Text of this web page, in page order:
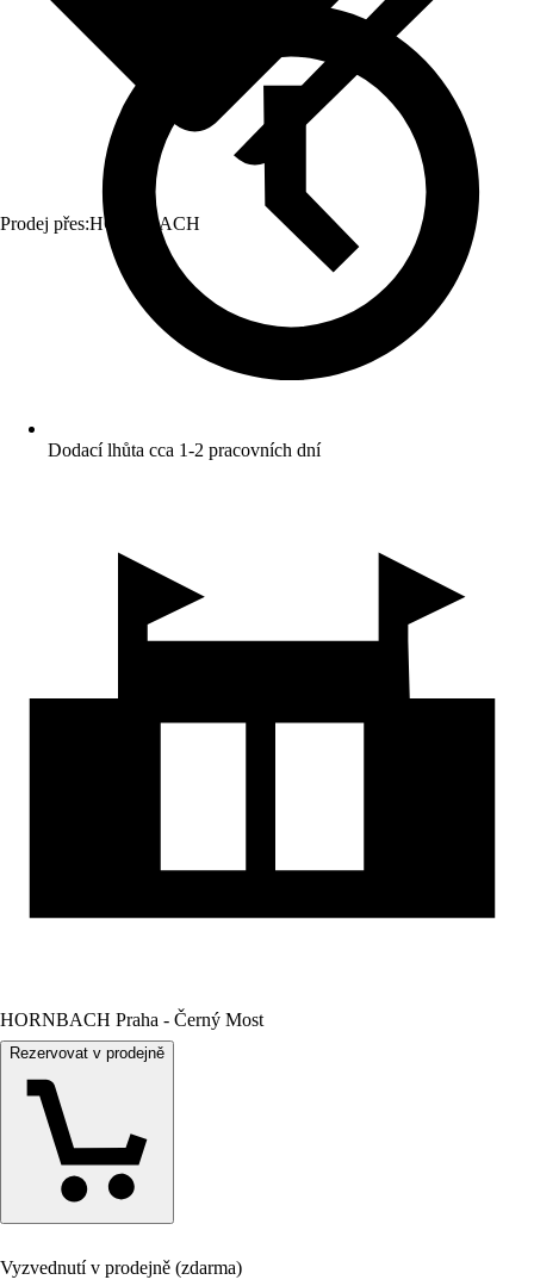
Prodej přes:HORNBACH
Dodací lhůta cca 1-2 pracovních dní
HORNBACH Praha - Černý Most
Rezervovat v prodejně
Vyzvednutí v prodejně (zdarma)